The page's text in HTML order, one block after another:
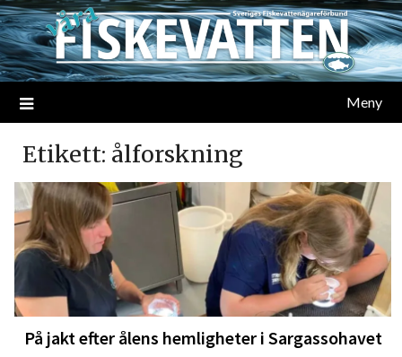
Meny
Etikett: ålforskning
På jakt efter ålens hemligheter i Sargassohavet